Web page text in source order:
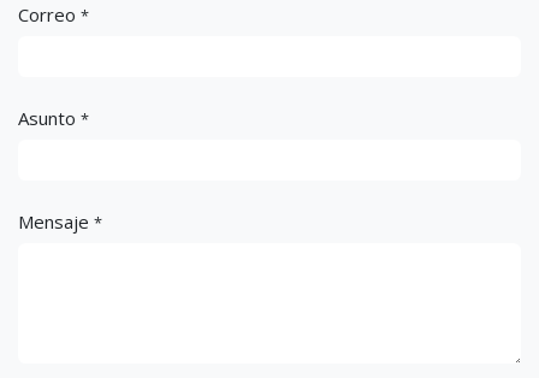
Correo *
Asunto *
Mensaje *